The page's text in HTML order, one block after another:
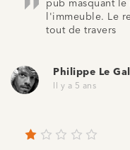
pub masquant
l'immeuble. Le
tout de travers
Philippe Le Gall
Il y a 5 ans